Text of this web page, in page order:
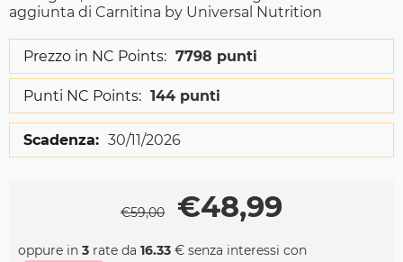
aggiunta di Carnitina by Universal Nutrition
Prezzo in NC Points: 7798 punti
Punti NC Points: 144 punti
Scadenza: 30/11/2026
€59,00 €48,99
oppure in 3 rate da 16.33 € senza interessi con